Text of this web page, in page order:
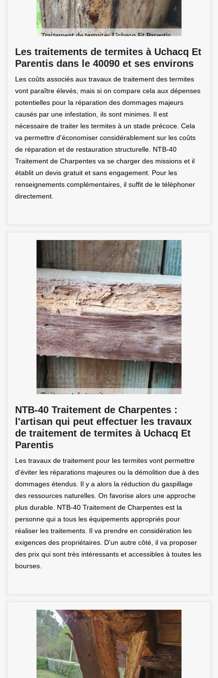
Les traitements de termites à Uchacq Et
Parentis dans le 40090 et ses environs
Les coûts associés aux travaux de traitement des termites
vont paraître élevés, mais si on compare cela aux dépenses
potentielles pour la réparation des dommages majeurs
causés par une infestation, ils sont minimes. Il est
nécessaire de traiter les termites à un stade précoce. Cela
va permettre d'économiser considérablement sur les coûts
de réparation et de restauration structurelle. NTB-40
Traitement de Charpentes va se charger des missions et il
établit un devis gratuit et sans engagement. Pour les
renseignements complémentaires, il suffit de le téléphoner
directement.
NTB-40 Traitement de Charpentes :
l'artisan qui peut effectuer les travaux
de traitement de termites à Uchacq Et
Parentis
Les travaux de traitement pour les termites vont permettre
d'éviter les réparations majeures ou la démolition due à des
dommages étendus. Il y a alors la réduction du gaspillage
des ressources naturelles. On favorise alors une approche
plus durable. NTB-40 Traitement de Charpentes est la
personne qui a tous les équipements appropriés pour
réaliser les traitements. Il va prendre en considération les
exigences des propriétaires. D'un autre côté, il va proposer
des prix qui sont très intéressants et accessibles à toutes les
bourses.